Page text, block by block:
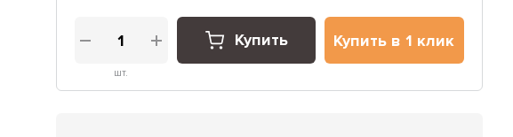
шт.
Купить Купить в 1 клик